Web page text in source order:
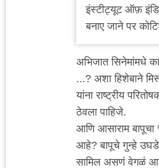
इंस्टीट्यूट ऑफ़
बनाए जाने पर
अभिजात सिनेमांमधे
...? अशा हिशेबाने
यांना राष्ट्रीय
ठेवला पाहिजे.
आणि आसाराम
आहे? बापूचे गुन्हे उघडे
सामिल असणं वेगळं